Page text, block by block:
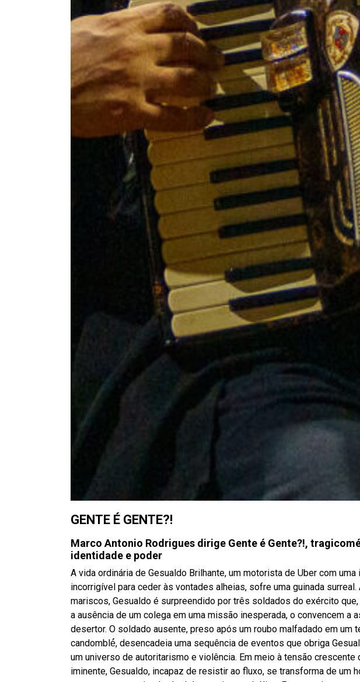
GENTE É GENTE?!
Marco Antonio Rodrigues dirige Gente é Gente?!,
identidade e poder
A vida ordinária de Gesualdo Brilhante, um motorista de Uber com uma
incorrigível para ceder às vontades alheias, sofre uma guinada surreal.
mariscos, Gesualdo é surpreendido por três soldados do exército
a ausência de um colega em uma missão inesperada, o convencem a
desertor. O soldado ausente, preso após um roubo malfadado em um
candomblé́, desencadeia uma sequência de eventos que obriga
um universo de autoritarismo e violência. Em meio à tensão crescente
iminente, Gesualdo, incapaz de resistir ao fluxo, se transforma de um